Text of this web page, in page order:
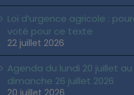
Loi d’urgence agricole :
voté pour ce texte
22 juillet 2026
Agenda du lundi 20 juillet au
dimanche 26 juillet 2026
20 juillet 2026